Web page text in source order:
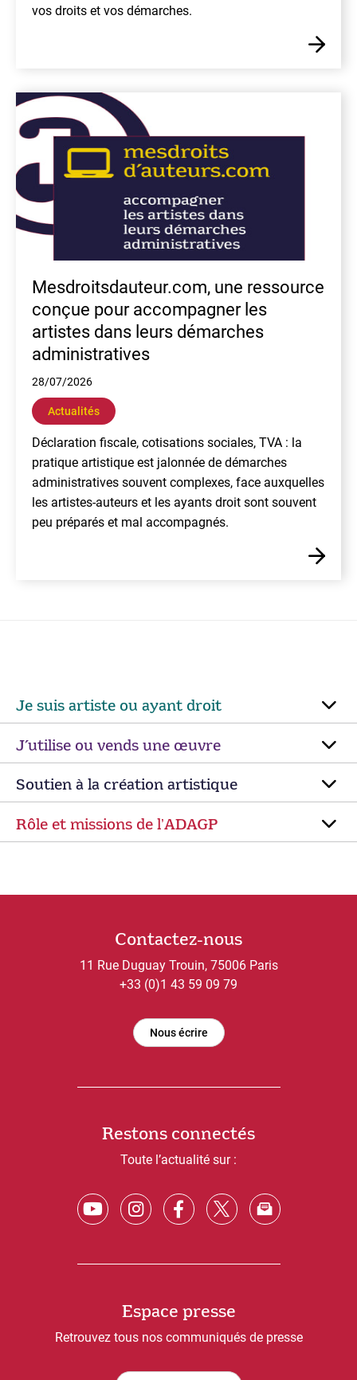
vos droits et vos démarches.
Mesdroitsdauteur.com, une ressource
conçue pour accompagner les
artistes dans leurs démarches
administratives
28/07/2026
Actualités
Déclaration fiscale, cotisations sociales, TVA : la
pratique artistique est jalonnée de démarches
administratives souvent complexes, face auxquelles
les artistes-auteurs et les ayants droit sont souvent
peu préparés et mal accompagnés.
Je suis artiste ou ayant droit
J’utilise ou vends une œuvre
Soutien à la création artistique
Rôle et missions de lʼADAGP
Contactez-nous
11 Rue Duguay Trouin, 75006 Paris
+33 (0)1 43 59 09 79
Nous écrire
Restons connectés
Toute l’actualité sur :
Espace presse
Retrouvez tous nos communiqués de presse